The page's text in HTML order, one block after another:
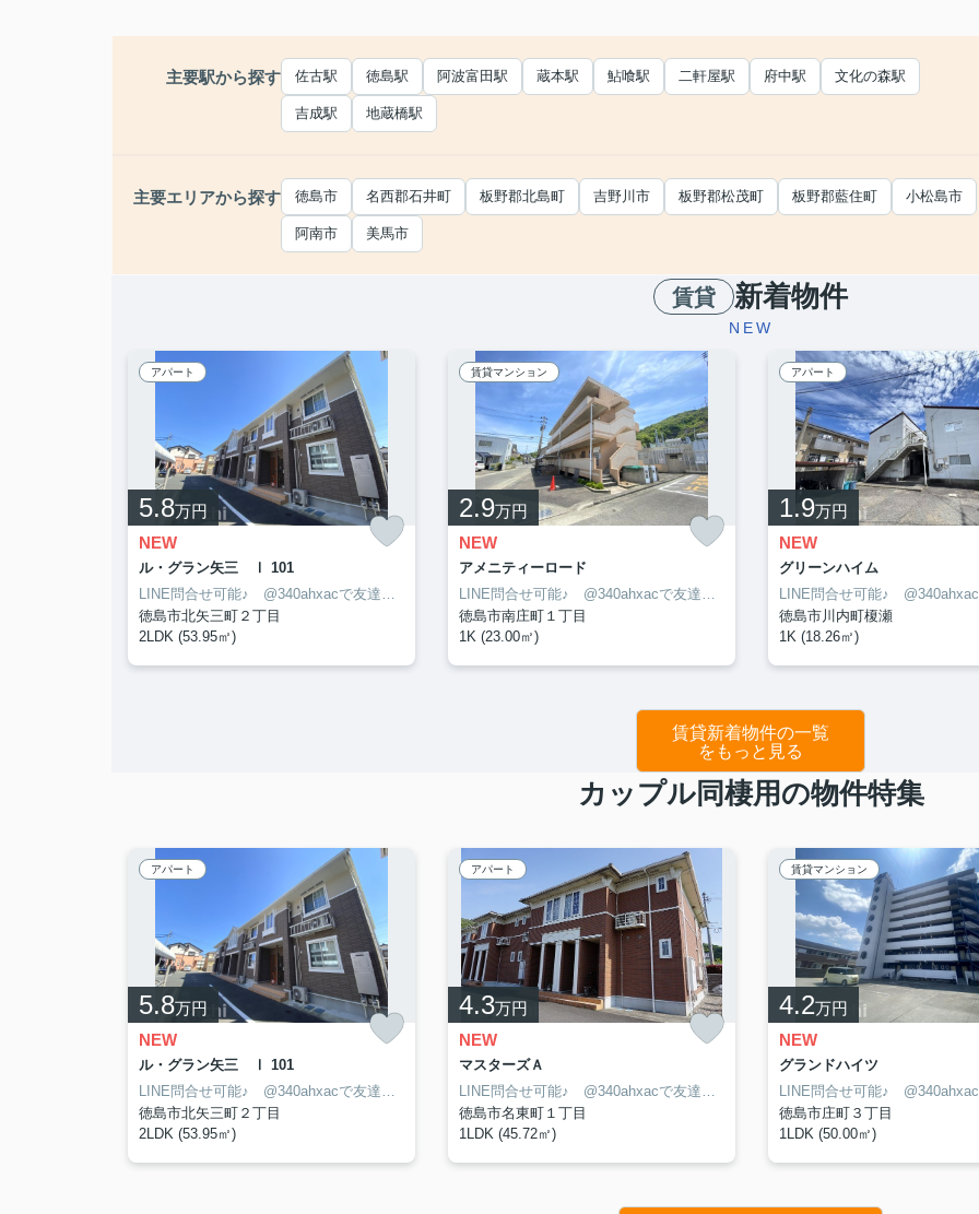
主要駅から探す 佐古駅 徳島駅 阿波富田駅 蔵本駅 鮎喰駅 二軒屋駅 府中駅 文化の森駅
吉成駅 地蔵橋駅
主要エリアから探す 徳島市 名西郡石井町 板野郡北島町 吉野川市 板野郡松茂町 板野郡藍住町 小松島市
阿南市 美馬市
賃貸 新着物件
NEW
アパート
5.8万円
NEW
ル・グラン矢三 Ⅰ 101
LINE問合せ可能♪ @340ahxacで友達検索して下さい
徳島市北矢三町２丁目
2LDK (53.95㎡)
賃貸マンション
2.9万円
NEW
アメニティーロード
LINE問合せ可能♪ @340ahxacで友達検索して下さい
徳島市南庄町１丁目
1K (23.00㎡)
アパート
1.9万円
NEW
グリーンハイム
徳島市川内町榎瀬
1K (18.26㎡)
賃貸新着物件の一覧
をもっと見る
カップル同棲用の物件特集
アパート
5.8万円
NEW
ル・グラン矢三 Ⅰ 101
LINE問合せ可能♪ @340ahxacで友達検索して下さい
徳島市北矢三町２丁目
2LDK (53.95㎡)
アパート
4.3万円
NEW
マスターズＡ
LINE問合せ可能♪ @340ahxacで友達検索して下さい
徳島市名東町１丁目
1LDK (45.72㎡)
賃貸マンション
4.2万円
NEW
グランドハイツ
徳島市庄町３丁目
1LDK (50.00㎡)